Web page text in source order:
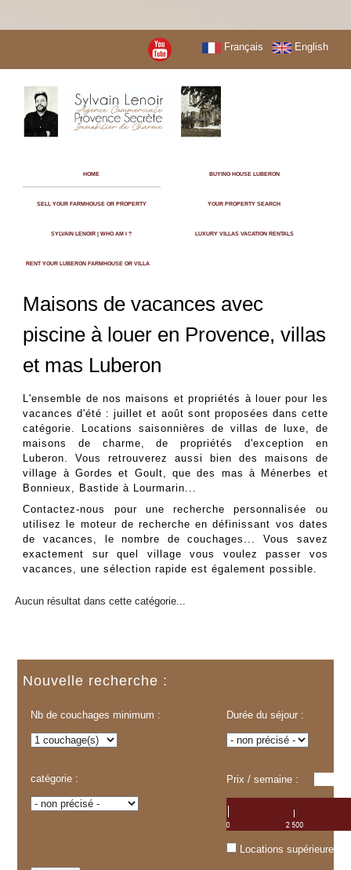
Français English
HOME BUYING HOUSE LUBERON
SELL YOUR FARMHOUSE OR PROPERTY YOUR PROPERTY SEARCH
SYLVAIN LENOIR | WHO AM I ? LUXURY VILLAS VACATION RENTALS
RENT YOUR LUBERON FARMHOUSE OR VILLA
Maisons de vacances avec
piscine à louer en Provence, villas
et mas Luberon
L'ensemble de nos maisons et propriétés à louer pour les
vacances d'été : juillet et août sont proposées dans cette
catégorie. Locations saisonnières de villas de luxe, de
maisons de charme, de propriétés d'exception en
Luberon. Vous retrouverez aussi bien des maisons de
village à Gordes et Goult, que des mas à Ménerbes et
Bonnieux, Bastide à Lourmarin...
Contactez-nous pour une recherche personnalisée ou
utilisez le moteur de recherche en définissant vos dates
de vacances, le nombre de couchages... Vous savez
exactement sur quel village vous voulez passer vos
vacances, une sélection rapide est également possible.
Aucun résultat dans cette catégorie...
Nouvelle recherche :
Nb de couchages minimum : Durée du séjour :
catégorie : Prix / semaine :
Locations supérieures